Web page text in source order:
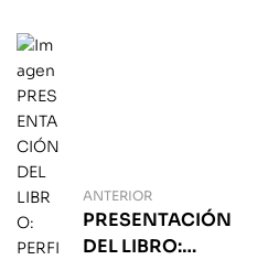
ANTERIOR
PRESENTACIÓN
DEL LIBRO: